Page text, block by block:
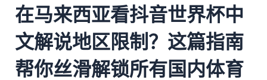
在马来西亚看抖音世界杯中
文解说地区限制？这篇指南
帮你丝滑解锁所有国内体育